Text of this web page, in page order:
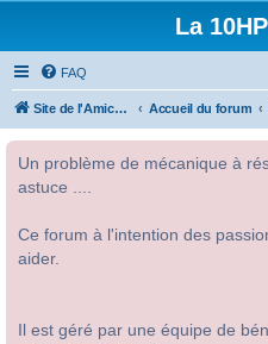
La
FAQ
Site de l'Amicale Citroën 10HP Accueil du forum
Un problème de mécanique à
astuce ....
Ce forum à l'intention des
aider.
Il est géré par une équipe de